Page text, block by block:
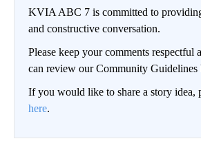
KVIA ABC 7 is committed to
and constructive conversation.
Please keep your comments respectful
can review our Community Guidelines
If you would like to share a story idea,
here.